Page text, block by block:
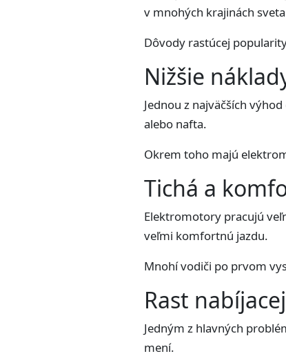
v mnohých krajinách
Dôvody rastúcej
Nižšie
Jednou z najväčších
alebo nafta.
Okrem toho majú
Tichá a
Elektromotory pracujú
veľmi komfortnú jazdu.
Mnohí vodiči po prvom
Rast
Jedným z hlavných
mení.